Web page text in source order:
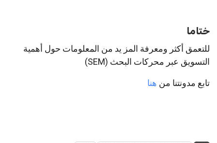
ختاما
للتعمق أكثر ومعرفة المز يد من المعلومات حول أهمية
التسويق عبر محركات البحث (SEM)
تابع مدونتنا من هنا